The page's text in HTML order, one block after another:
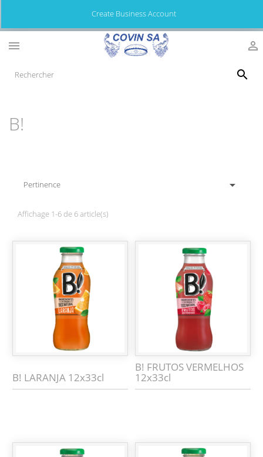
Create Business Account
 

B!
Pertinence 
Affichage 1-6 de 6 article(s)
B! LARANJA 12x33cl
B! FRUTOS VERMELHOS
12x33cl